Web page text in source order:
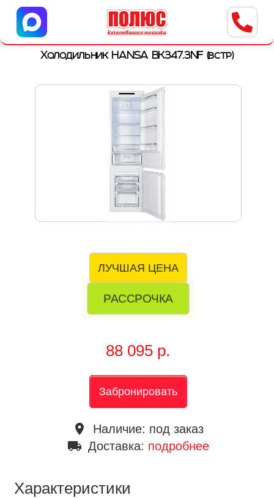
Центр бытовой техники
г. Ульяновск, ул. Пушкарева, 8a
Холодильник HANSA BK347.3NF (встр)
ЛУЧШАЯ ЦЕНА
РАССРОЧКА
88 095 р.
Забронировать
place Наличие: под заказ
local_shipping Доставка: подробнее
Характеристики